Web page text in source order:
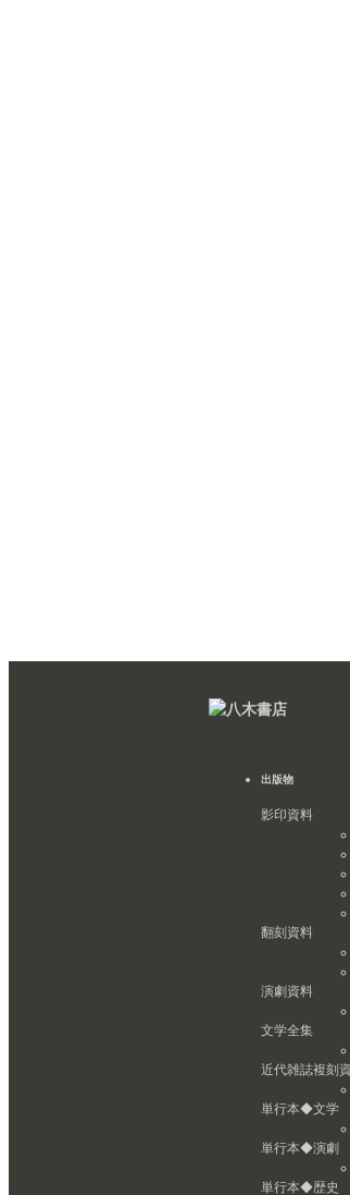
出版物
影印資料
翻刻資料
演劇資料
文学全集
近代雑誌複刻
単行本◆文学
単行本◆演劇
単行本◆歴史